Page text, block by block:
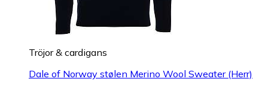
Tröjor & cardigans
Dale of Norway stølen Merino Wool Sweater (Herr)